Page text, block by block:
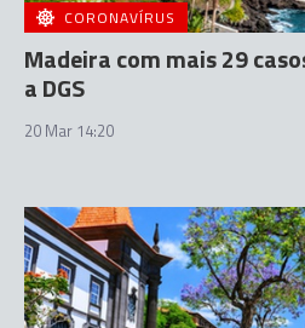
CORONAVÍRUS
Madeira com mais 29
a DGS
20 Mar 14:20